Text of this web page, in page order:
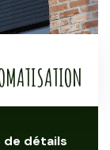
de détails